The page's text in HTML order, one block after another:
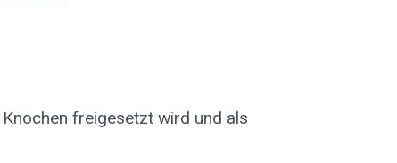
freigesetzt wird und als